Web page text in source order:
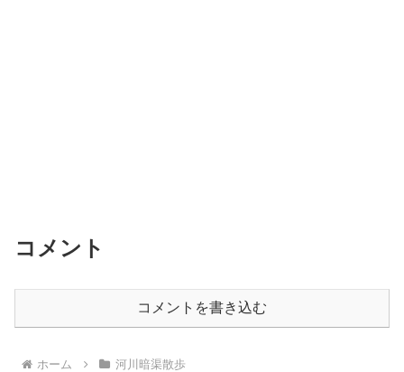
コメント
コメントを書き込む
ホーム 河川暗渠散歩